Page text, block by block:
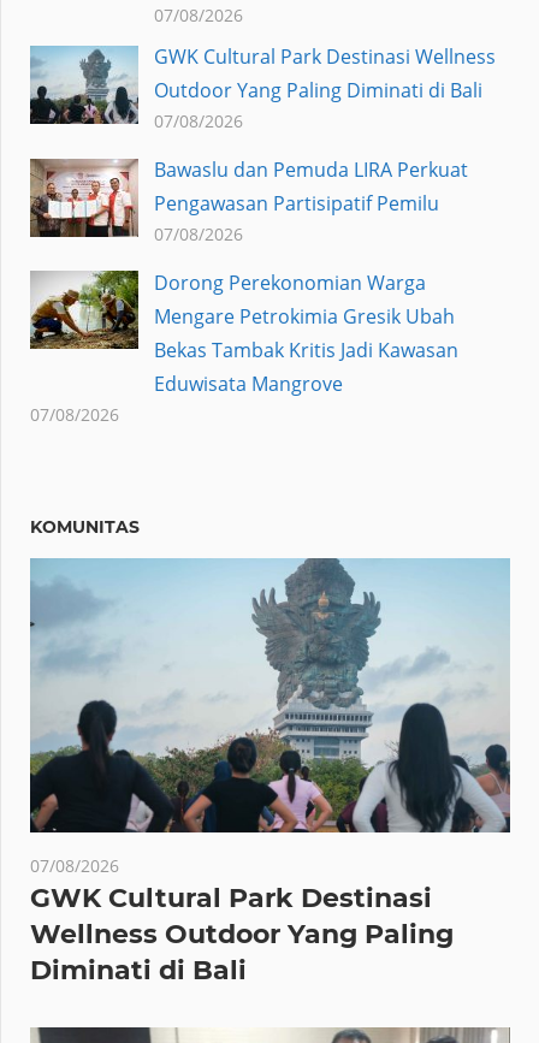
07/08/2026
GWK Cultural Park Destinasi Wellness
Outdoor Yang Paling Diminati di Bali
07/08/2026
Bawaslu dan Pemuda LIRA Perkuat
Pengawasan Partisipatif Pemilu
07/08/2026
Dorong Perekonomian Warga
Mengare Petrokimia Gresik Ubah
Bekas Tambak Kritis Jadi Kawasan
Eduwisata Mangrove
07/08/2026
KOMUNITAS
07/08/2026
GWK Cultural Park Destinasi
Wellness Outdoor Yang Paling
Diminati di Bali